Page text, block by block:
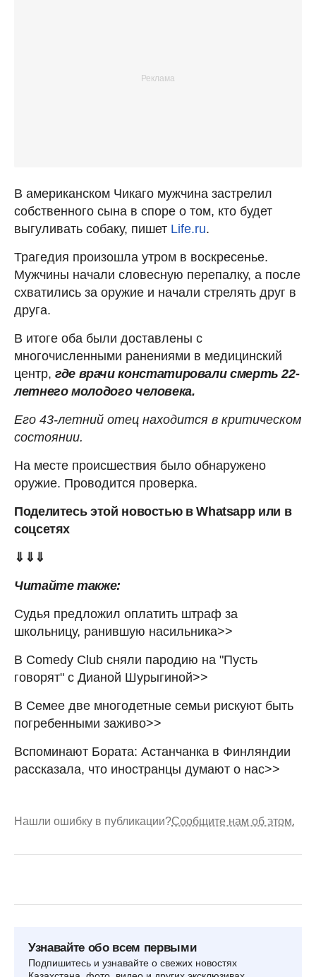
В американском Чикаго мужчина застрелил
собственного сына в споре о том, кто будет
выгуливать собаку, пишет Life.ru.
Трагедия произошла утром в воскресенье.
Мужчины начали словесную перепалку, а после
схватились за оружие и начали стрелять друг в
друга.
В итоге оба были доставлены с
многочисленными ранениями в медицинский
центр, где врачи констатировали смерть 22-
летнего молодого человека.
Его 43-летний отец находится в критическом
состоянии.
На месте происшествия было обнаружено
оружие. Проводится проверка.
Поделитесь этой новостью в Whatsapp или в
соцсетях
⇓⇓⇓
Читайте также:
Судья предложил оплатить штраф за
школьницу, ранившую насильника>>
В Comedy Club сняли пародию на "Пусть
говорят" с Дианой Шурыгиной>>
В Семее две многодетные семьи рискуют быть
погребенными заживо>>
Вспоминают Бората: Астанчанка в Финляндии
рассказала, что иностранцы думают о нас>>
Нашли ошибку в публикации?Сообщите нам об этом.
Узнавайте обо всем первыми
Подпишитесь и узнавайте о свежих новостях